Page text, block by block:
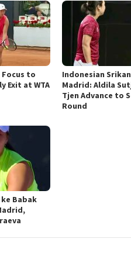
Focus to
Exit at WTA
Indonesian
Madrid: Aldila
Tjen Advance to
Round
Babak